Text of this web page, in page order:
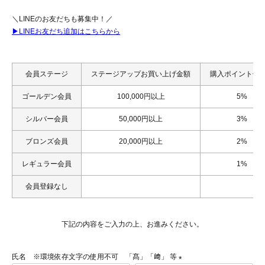
＼LINEのお友だちも募集中！／
▶LINEお友だち追加はこちらから
会員ステージ ステージアップお買い上げ金額 購入ポイント付
ゴールデン会員 100,000円以上 5%
シルバー会員 50,000円以上 3%
ブロンズ会員 20,000円以上 2%
レギュラー会員 1%
会員登録なし
下記の内容をご入力の上、お進みください。
氏名 ※環境依存文字の使用不可 「髙」「﨑」 等